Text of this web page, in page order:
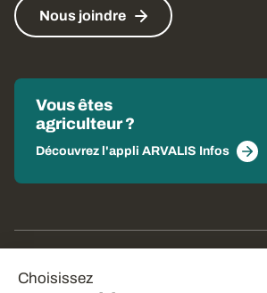
Choisissez
Nous joindre
Vous êtes
agriculteur ?
Découvrez l'appli ARVALIS Infos